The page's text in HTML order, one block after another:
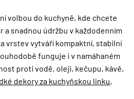
volbou do kuchyně, kde chcete
a snadnou údržbu v každodenním
vrstev vytváří kompaktní, stabilní
funguje i v namáhaném
proti vodě, oleji, kečupu, kávě,
dekory za kuchyňskou linku,